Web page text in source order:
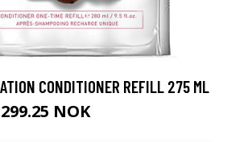
CONDITIONER REFILL 275 ML
299.25 NOK